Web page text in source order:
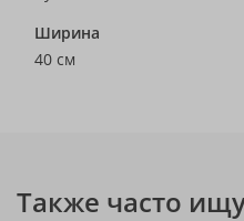
Ширина
40 см
Также часто